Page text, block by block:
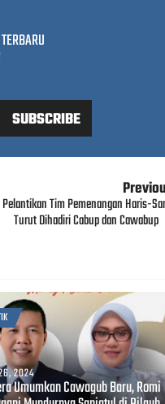
Tim Pemenangan Haris-
Turut Dihadiri Cabup dan Cawabup
2024
Umumkan Cawagub Baru, Romi